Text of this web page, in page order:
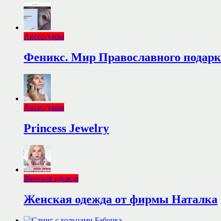
Аксессуары
Феникс. Мир Православного
Аксессуары
Princess Jewelry
Женская одежда
Женская одежда от фирмы Наталка